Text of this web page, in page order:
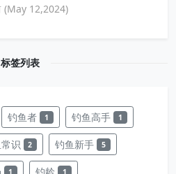
(May 12,2024)
标签列表
钓鱼者 1 钓鱼高手 1
识 2 钓鱼新手 5
1 1